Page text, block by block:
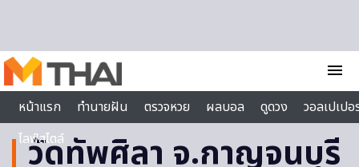
menu
หน้าแรก
ทำนายฝัน ตรวจหวย ผลบอล ดูดวง
วอลเปเป
ไลฟ์สไตล์
วัดทัพศิลา จ.กาญจนบุรี